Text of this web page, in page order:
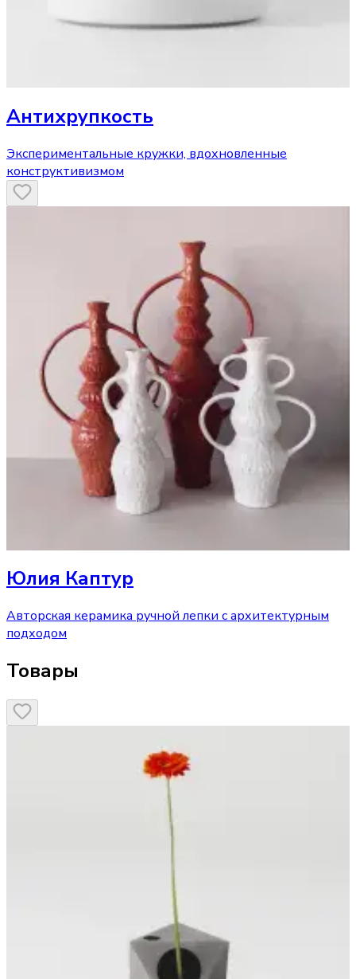
Антихрупкость
Экспериментальные кружки, вдохновленные
конструктивизмом
Юлия Каптур
Авторская керамика ручной лепки с архитектурным
подходом
Товары